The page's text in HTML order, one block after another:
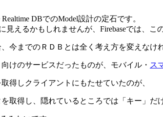
DBでのModel設計の定石です。
えるかもしれませんが、Firebaseでは、こ
今までのＲＤＢとは全く考え方を変えなけ
けのサービスだったものが、モバイル・ ス
得しクライアントにもたせていたのが、
取得し、隠れているところでは「キー」だ